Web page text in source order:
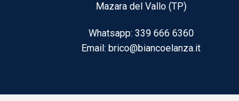
Mazara del Vallo (TP)
Whatsapp: 339 666 6360
Email: brico@biancoelanza.it